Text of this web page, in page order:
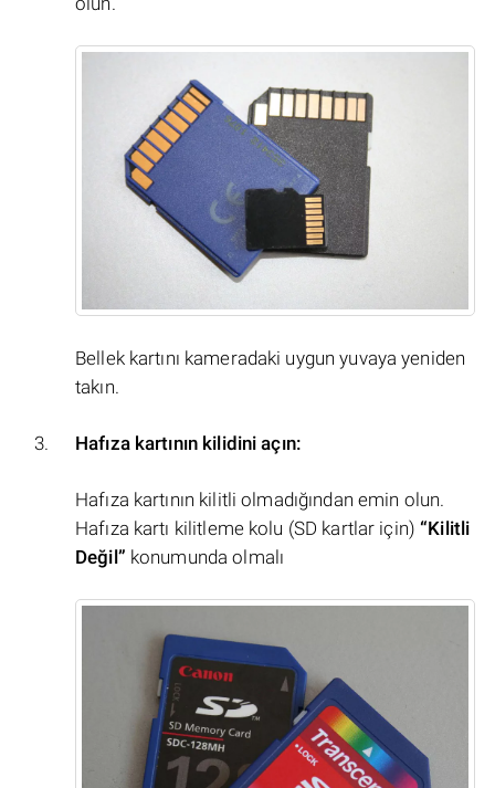
Bellek kartını kameradaki uygun yuvaya yeniden
takın.
Hafıza kartının kilidini açın:
Hafıza kartının kilitli olmadığından emin olun.
Hafıza kartı kilitleme kolu (SD kartlar için) “Kilitli
Değil” konumunda olmalı